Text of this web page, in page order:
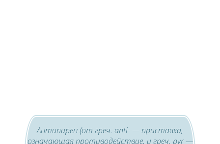
Антипирен (от греч. anti- — приставка,
означающая противодействие, и греч. руr —